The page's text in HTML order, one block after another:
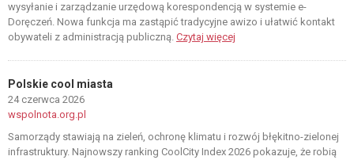
wysyłanie i zarządzanie urzędową korespondencją w systemie e-
Doręczeń. Nowa funkcja ma zastąpić tradycyjne awizo i ułatwić kontakt
obywateli z administracją publiczną. Czytaj więcej
Polskie cool miasta
24 czerwca 2026
wspolnota.org.pl
Samorządy stawiają na zieleń, ochronę klimatu i rozwój błękitno-zielonej
infrastruktury. Najnowszy ranking CoolCity Index 2026 pokazuje, że robią